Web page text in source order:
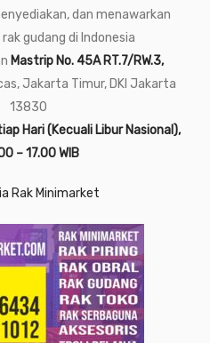
dan menawarkan
gudang di Indonesia
Mastrip No. 45A RT.7/RW.3,
Jakarta Timur, DKI Jakarta
13830
Hari (Kecuali Libur Nasional),
– 17.00 WIB
Rak Minimarket